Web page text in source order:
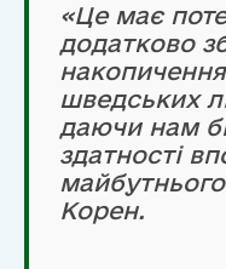
«Це має
додатково
шведських
даючи нам
здатності
Корен.